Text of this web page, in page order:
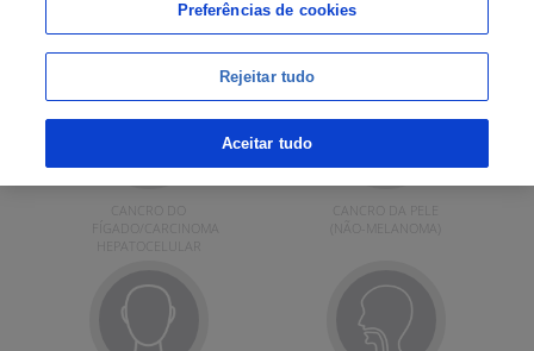
CANCRO DO
FÍGADO/CARCINOMA
CANCRO DA PELE
(NÃO-MELANOMA)
Preferências de cookies
Rejeitar tudo
Aceitar tudo